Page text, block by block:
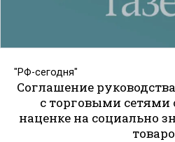
"РФ-сегодня"
Соглашение
с торговыми
наценке на социально